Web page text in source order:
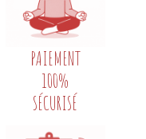
PAIEMENT
100%
SÉCURISÉ